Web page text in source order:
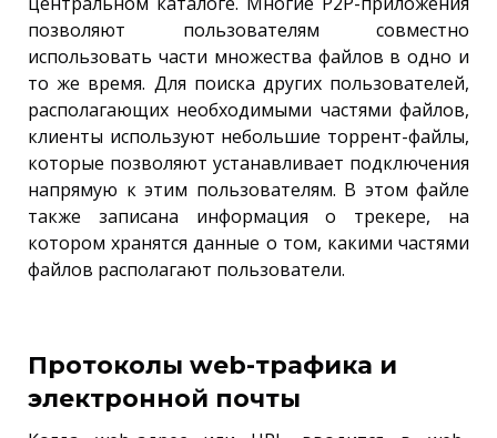
позволяют пользователям совместно
использовать части множества файлов в одно и
то же время. Для поиска других пользователей,
располагающих необходимыми частями файлов,
клиенты используют небольшие торрент-файлы,
которые позволяют устанавливает подключения
напрямую к этим пользователям. В этом файле
также записана информация о трекере, на
котором хранятся данные о том, какими частями
файлов располагают пользователи.
Протоколы web-трафика и
электронной почты